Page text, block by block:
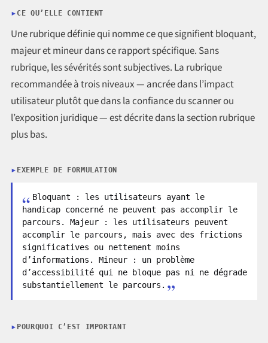
CE QU’ELLE CONTIENT
Une rubrique définie qui nomme ce que signifient bloquant,
majeur et mineur dans ce rapport spécifique. Sans
rubrique, les sévérités sont subjectives. La rubrique
recommandée à trois niveaux — ancrée dans l’impact
utilisateur plutôt que dans la confiance du scanner ou
l’exposition juridique — est décrite dans la section rubrique
plus bas.
EXEMPLE DE FORMULATION
Bloquant : les utilisateurs ayant le
handicap concerné ne peuvent pas accomplir le
parcours. Majeur : les utilisateurs peuvent
accomplir le parcours, mais avec des frictions
significatives ou nettement moins
d’informations. Mineur : un problème
d’accessibilité qui ne bloque pas ni ne dégrade
substantiellement le parcours.
POURQUOI C’EST IMPORTANT